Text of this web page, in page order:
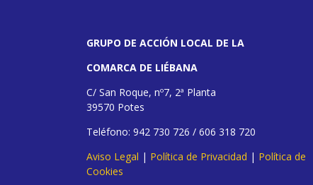
GRUPO DE ACCIÓN LOCAL DE LA
COMARCA DE LIÉBANA
C/ San Roque, nº7, 2ª Planta
39570 Potes
Teléfono: 942 730 726 / 606 318 720
Aviso Legal | Política de Privacidad | Política de
Cookies